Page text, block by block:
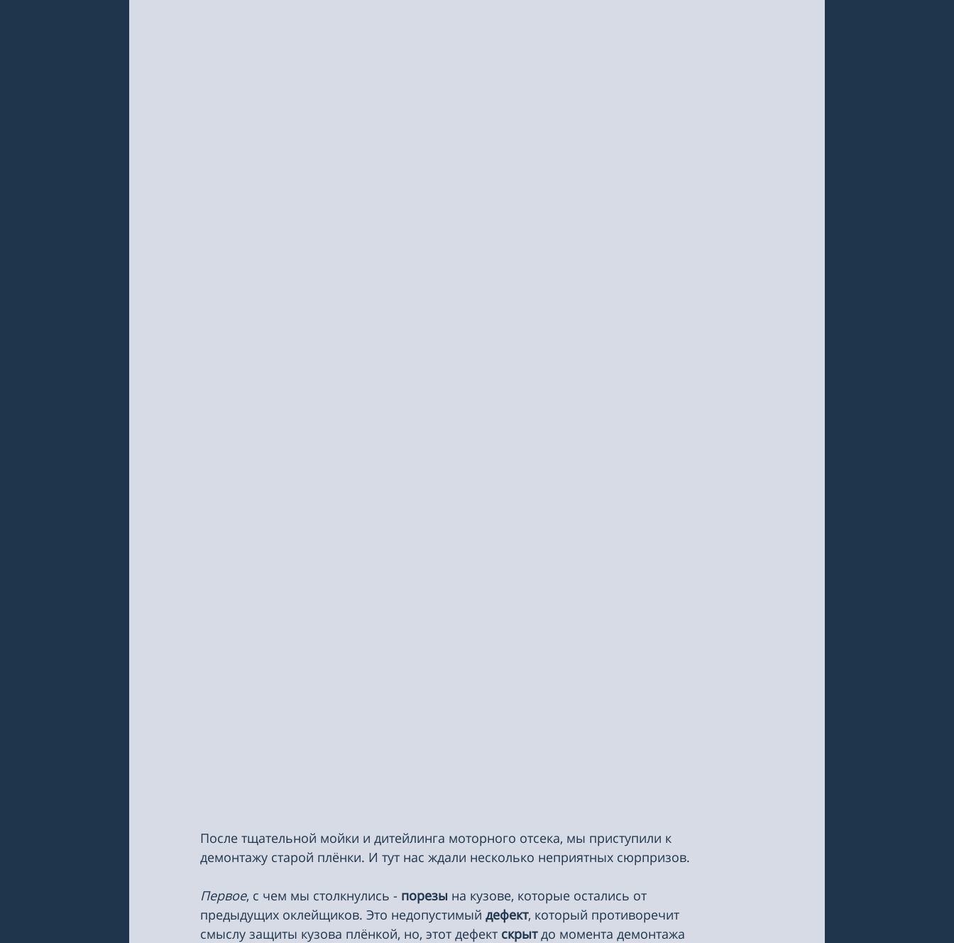
После тщательной мойки и дитейлинга моторного отсека, мы приступили к
демонтажу старой плёнки. И тут нас ждали несколько неприятных сюрпризов.
Первое, с чем мы столкнулись - порезы на кузове, которые остались от
предыдущих оклейщиков. Это недопустимый дефект, который противоречит
смыслу защиты кузова плёнкой, но, этот дефект скрыт до момента демонтажа